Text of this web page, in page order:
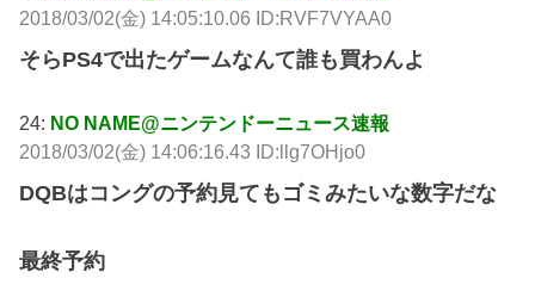
2018/03/02(金) 14:05:10.06 ID:RVF7VYAA0
そらPS4で出たゲームなんて誰も買わんよ
24: NO NAME@ニンテンドーニュース速報
2018/03/02(金) 14:06:16.43 ID:llg7OHjo0
DQBはコングの予約見てもゴミみたいな数字だな
最終予約